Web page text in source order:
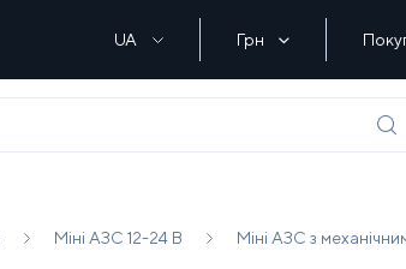
UA Грн
Міні АЗС 12-24 В Міні АЗС з